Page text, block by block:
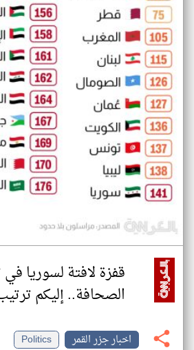
قفزة لافتة لسوريا
الصحافة.. إليكم
اخبار جزر القمر
Politics